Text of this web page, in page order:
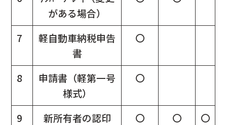
がある場合）
7
軽自動車納税申告
書
〇
8
申請書（軽第一号
様式）
〇
9 新所有者の認印 〇 〇
〇